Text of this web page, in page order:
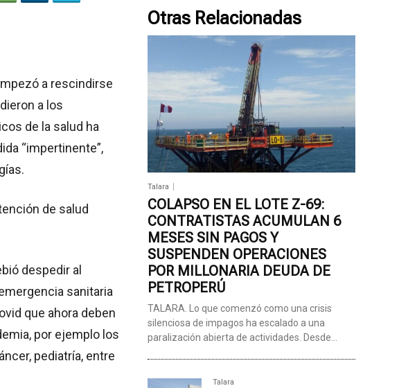
a rescindirse
a los
de la salud ha
“impertinente”,
de salud
despedir al
sanitaria
que ahora deben
por ejemplo los
pediatría, entre
Otras Relacionadas
Talara
COLAPSO EN EL LOTE Z-69:
CONTRATISTAS ACUMULAN 6
MESES SIN PAGOS Y
SUSPENDEN OPERACIONES
POR MILLONARIA DEUDA DE
PETROPERÚ
TALARA. Lo que comenzó como una crisis
silenciosa de impagos ha escalado a una
paralización abierta de actividades. Desde...
Talara